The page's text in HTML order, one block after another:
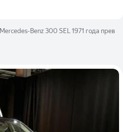
Mercedes-Benz 300 SEL 1971 года